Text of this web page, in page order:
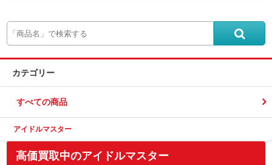
カテゴリー
すべての商品
アイドルマスター
高価買取中のアイドルマスター